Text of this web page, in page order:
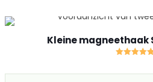
Kleine magneethaak
uit 5